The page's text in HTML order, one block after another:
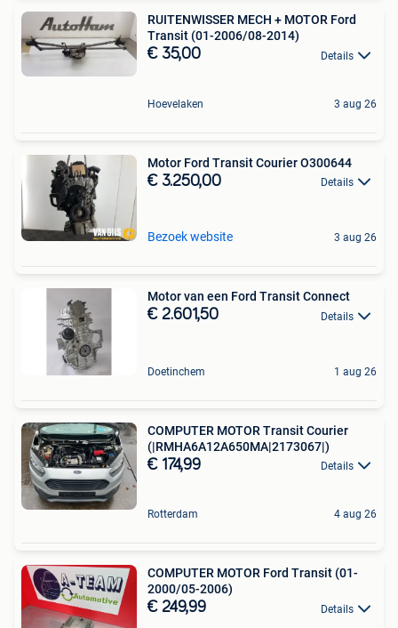
RUITENWISSER MECH + MOTOR Ford
Transit (01-2006/08-2014)
€ 35,00 Details
Hoevelaken 3 aug 26
Motor Ford Transit Courier O300644
€ 3.250,00 Details
Bezoek website 3 aug 26
Motor van een Ford Transit Connect
€ 2.601,50 Details
Doetinchem 1 aug 26
COMPUTER MOTOR Transit Courier
(|RMHA6A12A650MA|2173067|)
€ 174,99 Details
Rotterdam 4 aug 26
COMPUTER MOTOR Ford Transit (01-
2000/05-2006)
€ 249,99 Details